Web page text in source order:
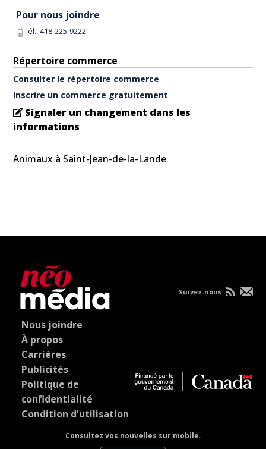
Pour nous joindre
Tél.:418-225-9222
Répertoire commerce
Consulter le répertoire commerce
Inscrire un commerce gratuitement
Signaler un changement dans les
informations
Animaux à Saint-Jean-de-la-Lande
Nous joindre
À propos
Carrières
Publicités
Politique de
confidentialité
Condition d'utilisation
Consultez vos nouvelles sur mobile.
Suivez-nous